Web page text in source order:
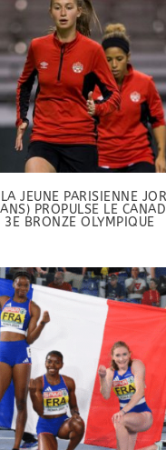
JEUNE PARISIENNE
PROPULSE LE
3E BRONZE OLYMPIQUE